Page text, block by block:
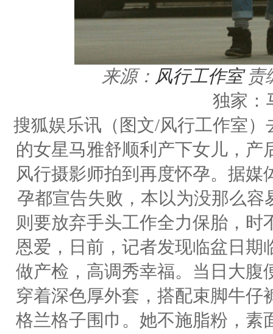
来源： 风行工作室 责
独家：
搜狐娱乐讯（图文/风行工作室
的女星马雅舒顺利产下女儿，
风行摄影师拍到再度怀孕。据
孕都宣告失败，本以为没那么容
则要放弃手头工作全力保胎，
恩爱，日前，记者发现临盆日
做产检，高调秀幸福。当日大腹
穿着深色厚外套，搭配束脚牛
格兰格子围巾。她不施脂粉，素